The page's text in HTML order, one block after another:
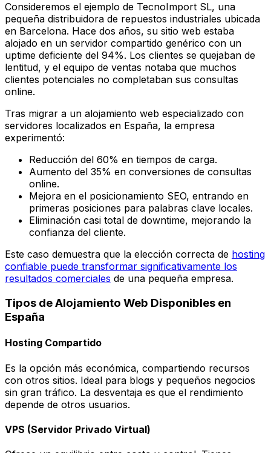
Consideremos el ejemplo de TecnoImport SL, una
pequeña distribuidora de repuestos industriales ubicada
en Barcelona. Hace dos años, su sitio web estaba
alojado en un servidor compartido genérico con un
uptime deficiente del 94%. Los clientes se quejaban de
lentitud, y el equipo de ventas notaba que muchos
clientes potenciales no completaban sus consultas
online.
Tras migrar a un alojamiento web especializado con
servidores localizados en España, la empresa
experimentó:
Reducción del 60% en tiempos de carga.
Aumento del 35% en conversiones de consultas
online.
Mejora en el posicionamiento SEO, entrando en
primeras posiciones para palabras clave locales.
Eliminación casi total de downtime, mejorando la
confianza del cliente.
Este caso demuestra que la elección correcta de hosting
confiable puede transformar significativamente los
resultados comerciales de una pequeña empresa.
Tipos de Alojamiento Web Disponibles en
España
Hosting Compartido
Es la opción más económica, compartiendo recursos
con otros sitios. Ideal para blogs y pequeños negocios
sin gran tráfico. La desventaja es que el rendimiento
depende de otros usuarios.
VPS (Servidor Privado Virtual)